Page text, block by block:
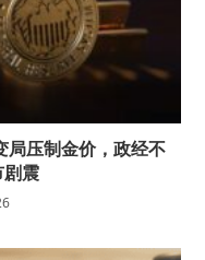
压制金价，政经不
震